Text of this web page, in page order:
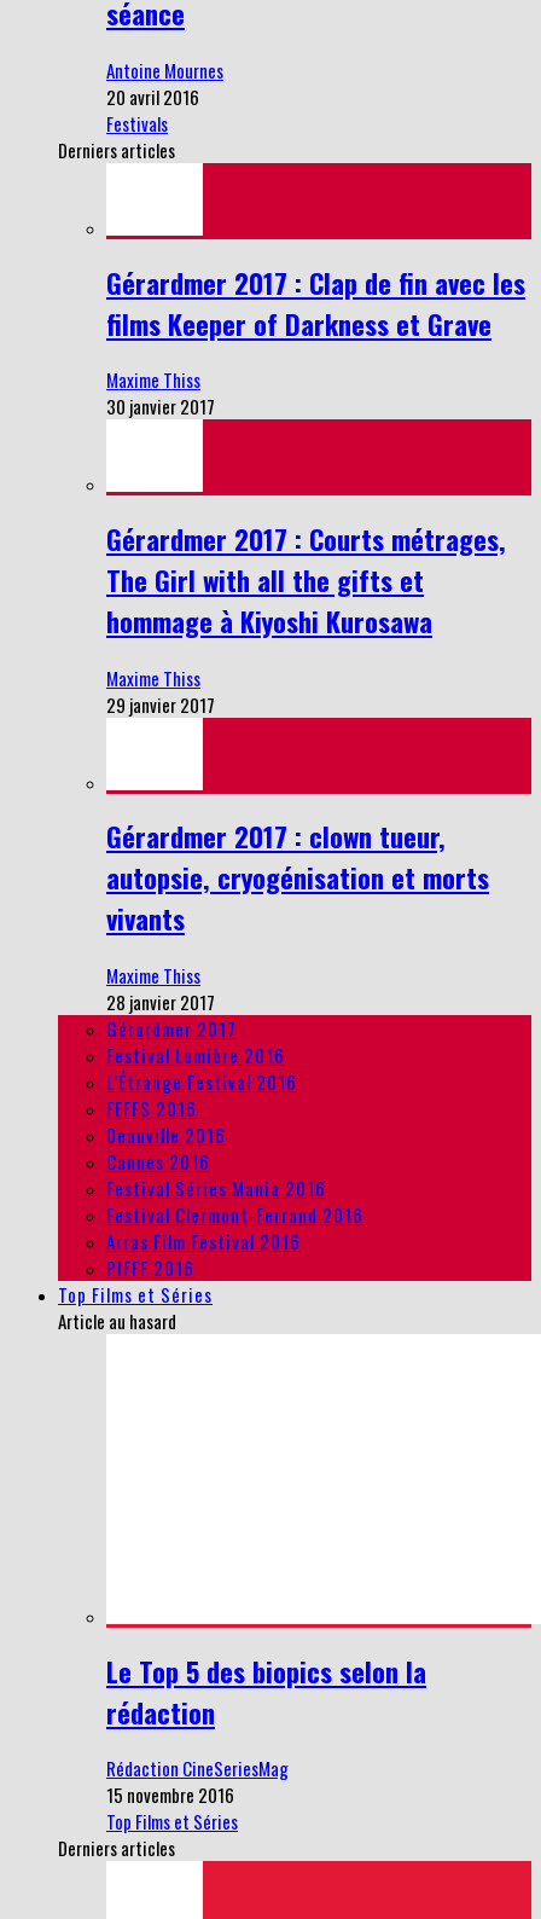
séance
Antoine Mournes
20 avril 2016
Festivals
Derniers articles
Gérardmer 2017 : Clap de fin avec les
films Keeper of Darkness et Grave
Maxime Thiss
30 janvier 2017
Gérardmer 2017 : Courts métrages,
The Girl with all the gifts et
hommage à Kiyoshi Kurosawa
Maxime Thiss
29 janvier 2017
Gérardmer 2017 : clown tueur,
autopsie, cryogénisation et morts
vivants
Maxime Thiss
28 janvier 2017
Gérardmer 2017
Festival Lumière 2016
L’Étrange Festival 2016
FEFFS 2016
Deauville 2016
Cannes 2016
Festival Séries Mania 2016
Festival Clermont-Ferrand 2016
Arras Film Festival 2016
PIFFF 2016
Top Films et Séries
Article au hasard
Le Top 5 des biopics selon la
rédaction
Rédaction CineSeriesMag
15 novembre 2016
Top Films et Séries
Derniers articles